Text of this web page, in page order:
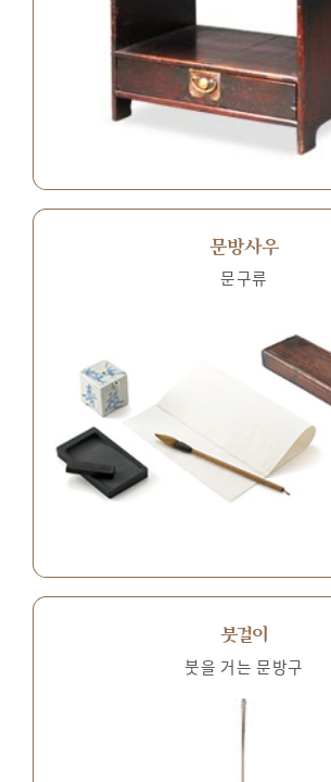
문방사우
문구류
붓걸이
붓을 거는 문방구